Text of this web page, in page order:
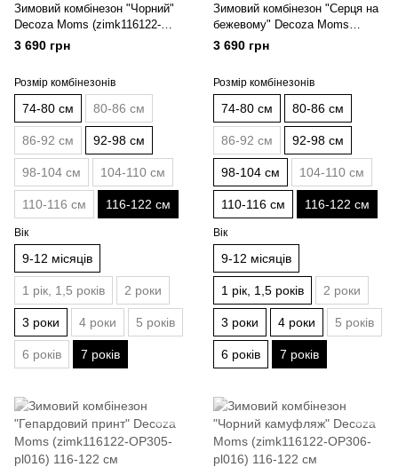
Зимовий комбінезон "Чорний"
Decoza Moms (zimk116122-
O072-pl016) 116-122 см
3 690 грн
Розмір комбінезонів
74-80 см 80-86 см
86-92 см 92-98 см
98-104 см 104-110 см
110-116 см 116-122 см
Вік
9-12 місяців
1 рік, 1,5 років 2 роки
3 роки 4 роки 5 років
6 років 7 років
Зимовий комбінезон "Серця на
бежевому" Decoza Moms
(zimk116122-OP304-pl016) 116-
3 690 грн
Розмір комбінезонів
74-80 см 80-86 см
86-92 см 92-98 см
98-104 см 104-110 см
110-116 см 116-122 см
Вік
9-12 місяців
1 рік, 1,5 років 2 роки
3 роки 4 роки 5 років
6 років 7 років